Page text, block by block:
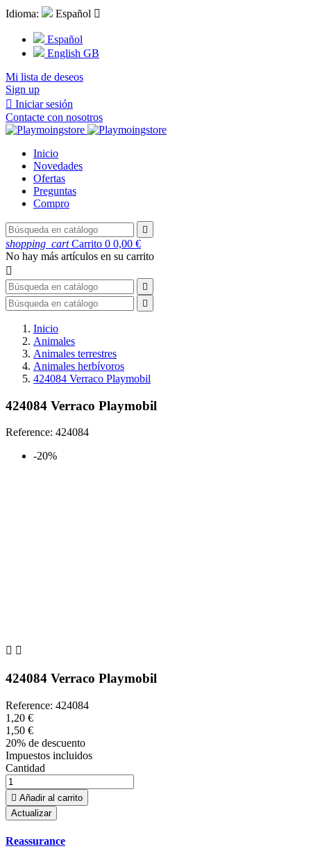
Idioma: Español 
Español
English GB
Mi lista de deseos
Sign up
 Iniciar sesión
Contacte con nosotros
Inicio
Novedades
Ofertas
Preguntas
Compro

shopping_cart Carrito 0 0,00 €
No hay más artículos en su carrito



Inicio
Animales
Animales terrestres
Animales herbívoros
424084 Verraco Playmobil
424084 Verraco Playmobil
Reference: 424084
-20%
 
424084 Verraco Playmobil
Reference: 424084
1,20 €
1,50 €
20% de descuento
Impuestos incluidos
Cantidad
 Añadir al carrito
Reassurance